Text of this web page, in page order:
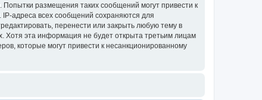
размещения таких сообщений могут привести к
адреса всех сообщений сохраняются для
перенести или закрыть любую тему в
Хотя эта информация не будет открыта третьим лицам
которые могут привести к несанкционированному